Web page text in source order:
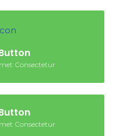
Consectetur
Consectetur